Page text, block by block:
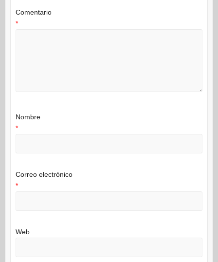
Comentario
*
Nombre
*
Correo electrónico
*
Web